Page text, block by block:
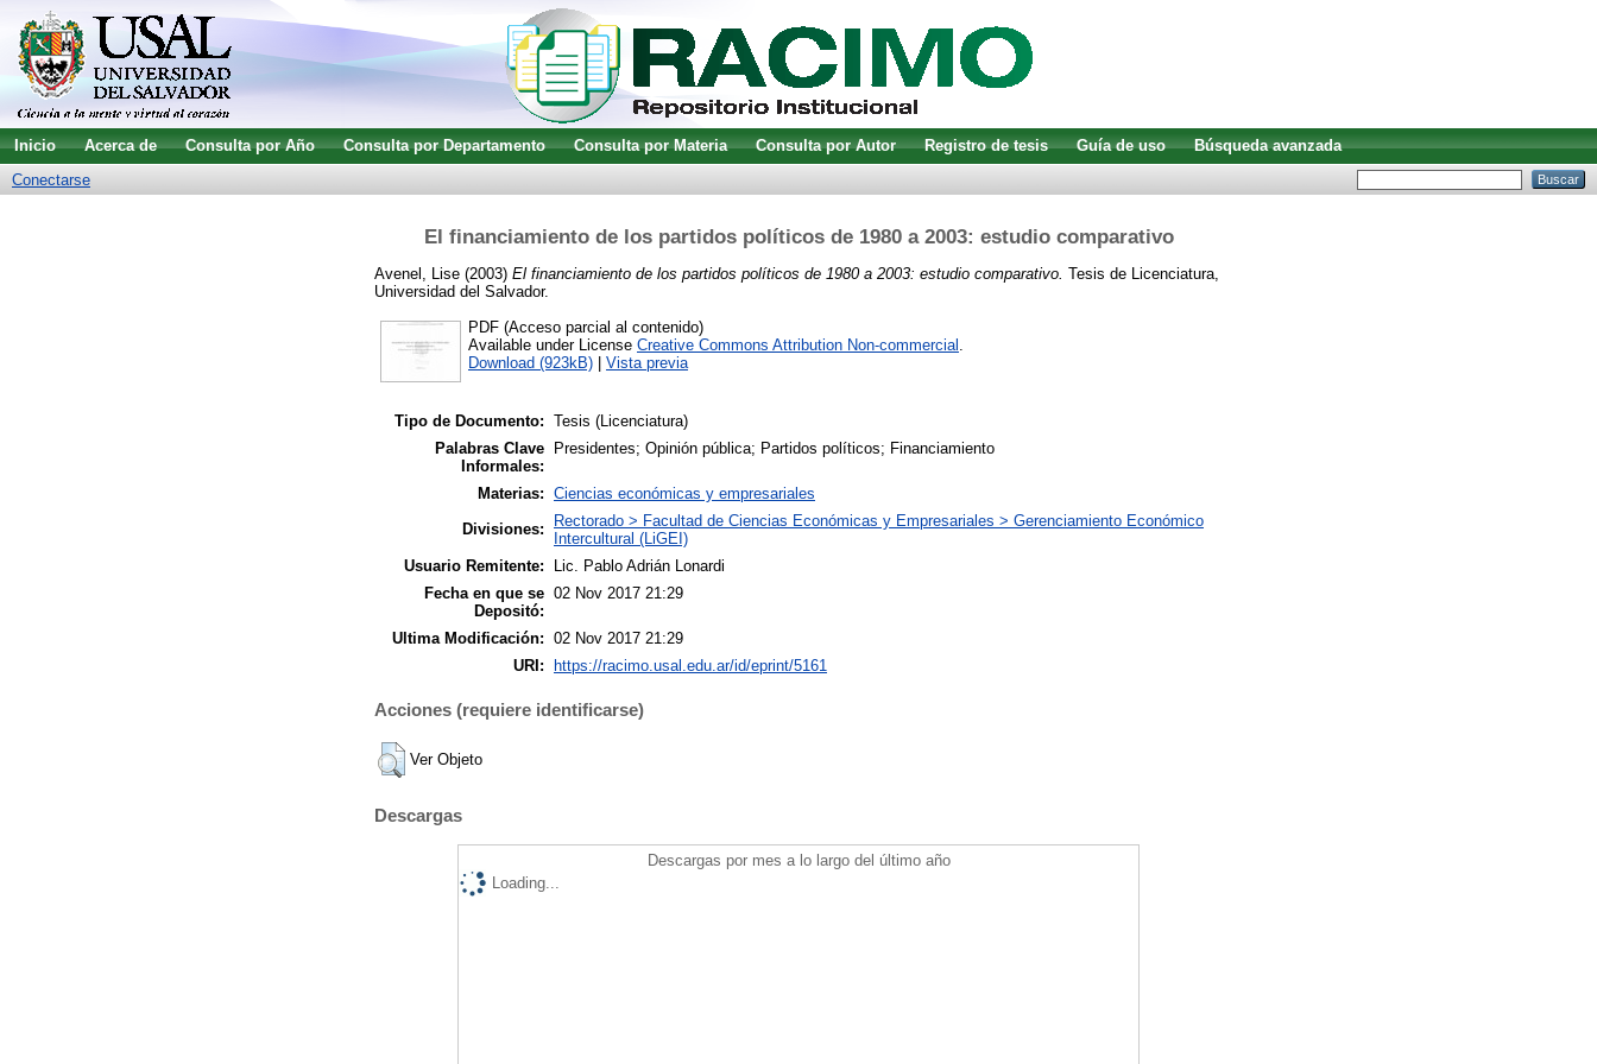
Inicio Acerca de Consulta por Año Consulta por Departamento Consulta por Materia Consulta por Autor Registro de tesis Guía de uso
Búsqueda avanzada
Conectarse
El financiamiento de los partidos políticos de 1980 a 2003: estudio comparativo
Avenel, Lise (2003) El financiamiento de los partidos políticos de 1980 a 2003: estudio comparativo. Tesis de Licenciatura,
Universidad del Salvador.
PDF (Acceso parcial al contenido)
Available under License Creative Commons Attribution Non-commercial .
Download (923kB)
Vista previa
Tipo de Documento: Tesis (Licenciatura)
Palabras Clave
Informales:
Presidentes; Opinión pública; Partidos políticos; Financiamiento
Materias: Ciencias económicas y empresariales
Divisiones:
Rectorado > Facultad de Ciencias Económicas y Empresariales > Gerenciamiento Económico
Intercultural (LiGEI)
Usuario Remitente:
Lic. Pablo Adrián Lonardi
Fecha en que se
Depositó:
02 Nov 2017 21:29
Ultima Modificación: 02 Nov 2017 21:29
URI:
https://racimo.usal.edu.ar/id/eprint/5161
Acciones (requiere identificarse)
Ver Objeto
Descargas
Descargas por mes a lo largo del último año
Loading...